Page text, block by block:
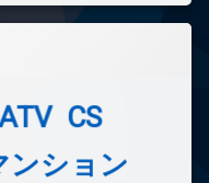
CS
ンション